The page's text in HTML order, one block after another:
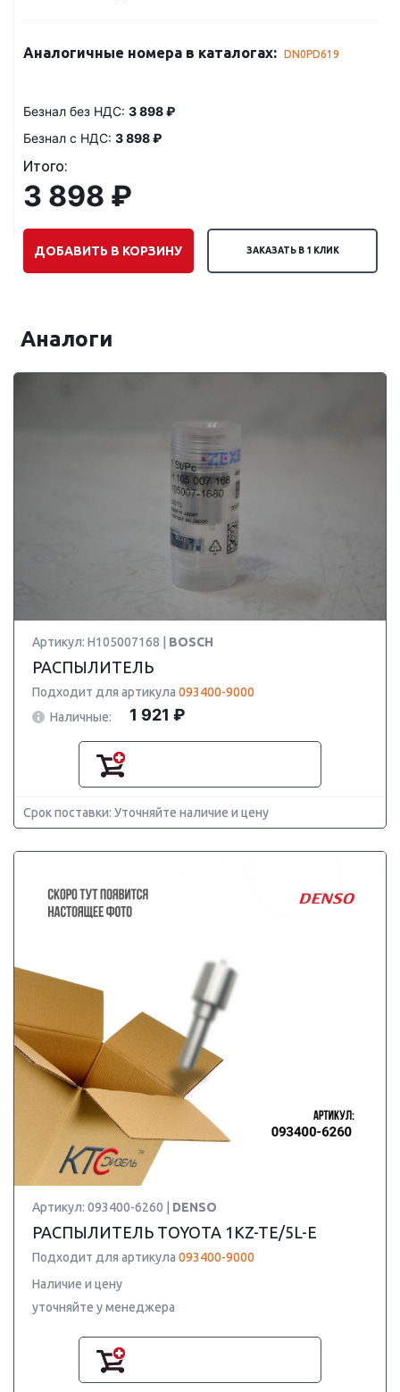
Аналогичные номера в каталогах: DN0PD619
Безнал без НДС: 3 898 ₽
Безнал с НДС: 3 898 ₽
Итого:
3 898 ₽
ДОБАВИТЬ В КОРЗИНУ ЗАКАЗАТЬ В 1 КЛИК
Аналоги
Артикул: H105007168 | BOSCH
РАСПЫЛИТЕЛЬ
Подходит для артикула 093400-9000
Наличные:
1 921 ₽
Срок поставки: Уточняйте наличие и цену
Артикул: 093400-6260 | DENSO
РАСПЫЛИТЕЛЬ TOYOTA 1KZ-TE/5L-E
Подходит для артикула 093400-9000
Наличие и цену
уточняйте у менеджера